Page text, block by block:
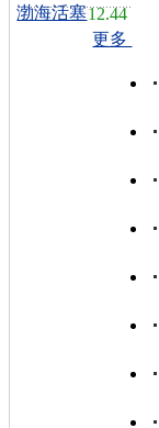
渤海活塞12.44
更多